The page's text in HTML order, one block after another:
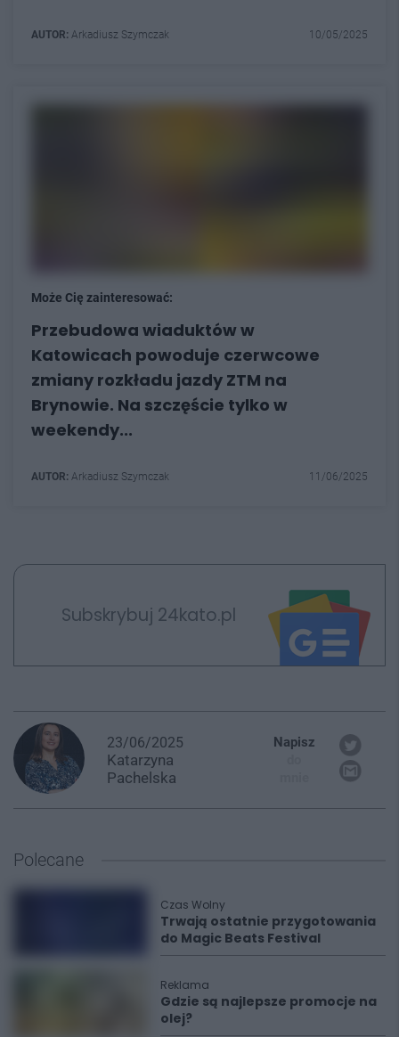
AUTOR: Arkadiusz Szymczak 10/05/2025
Może Cię zainteresować:
Przebudowa wiaduktów w
Katowicach powoduje czerwcowe
zmiany rozkładu jazdy ZTM na
Brynowie. Na szczęście tylko w
weekendy...
AUTOR: Arkadiusz Szymczak 11/06/2025
Subskrybuj 24kato.pl
23/06/2025
Katarzyna
Pachelska
Napisz
Polecane
Czas Wolny
Trwają ostatnie przygotowania
do Magic Beats Festival
Reklama
Gdzie są najlepsze promocje na
olej?